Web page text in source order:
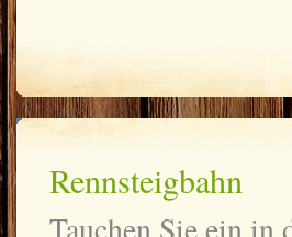
Rennsteigbahn
Tauchen Sie ein in